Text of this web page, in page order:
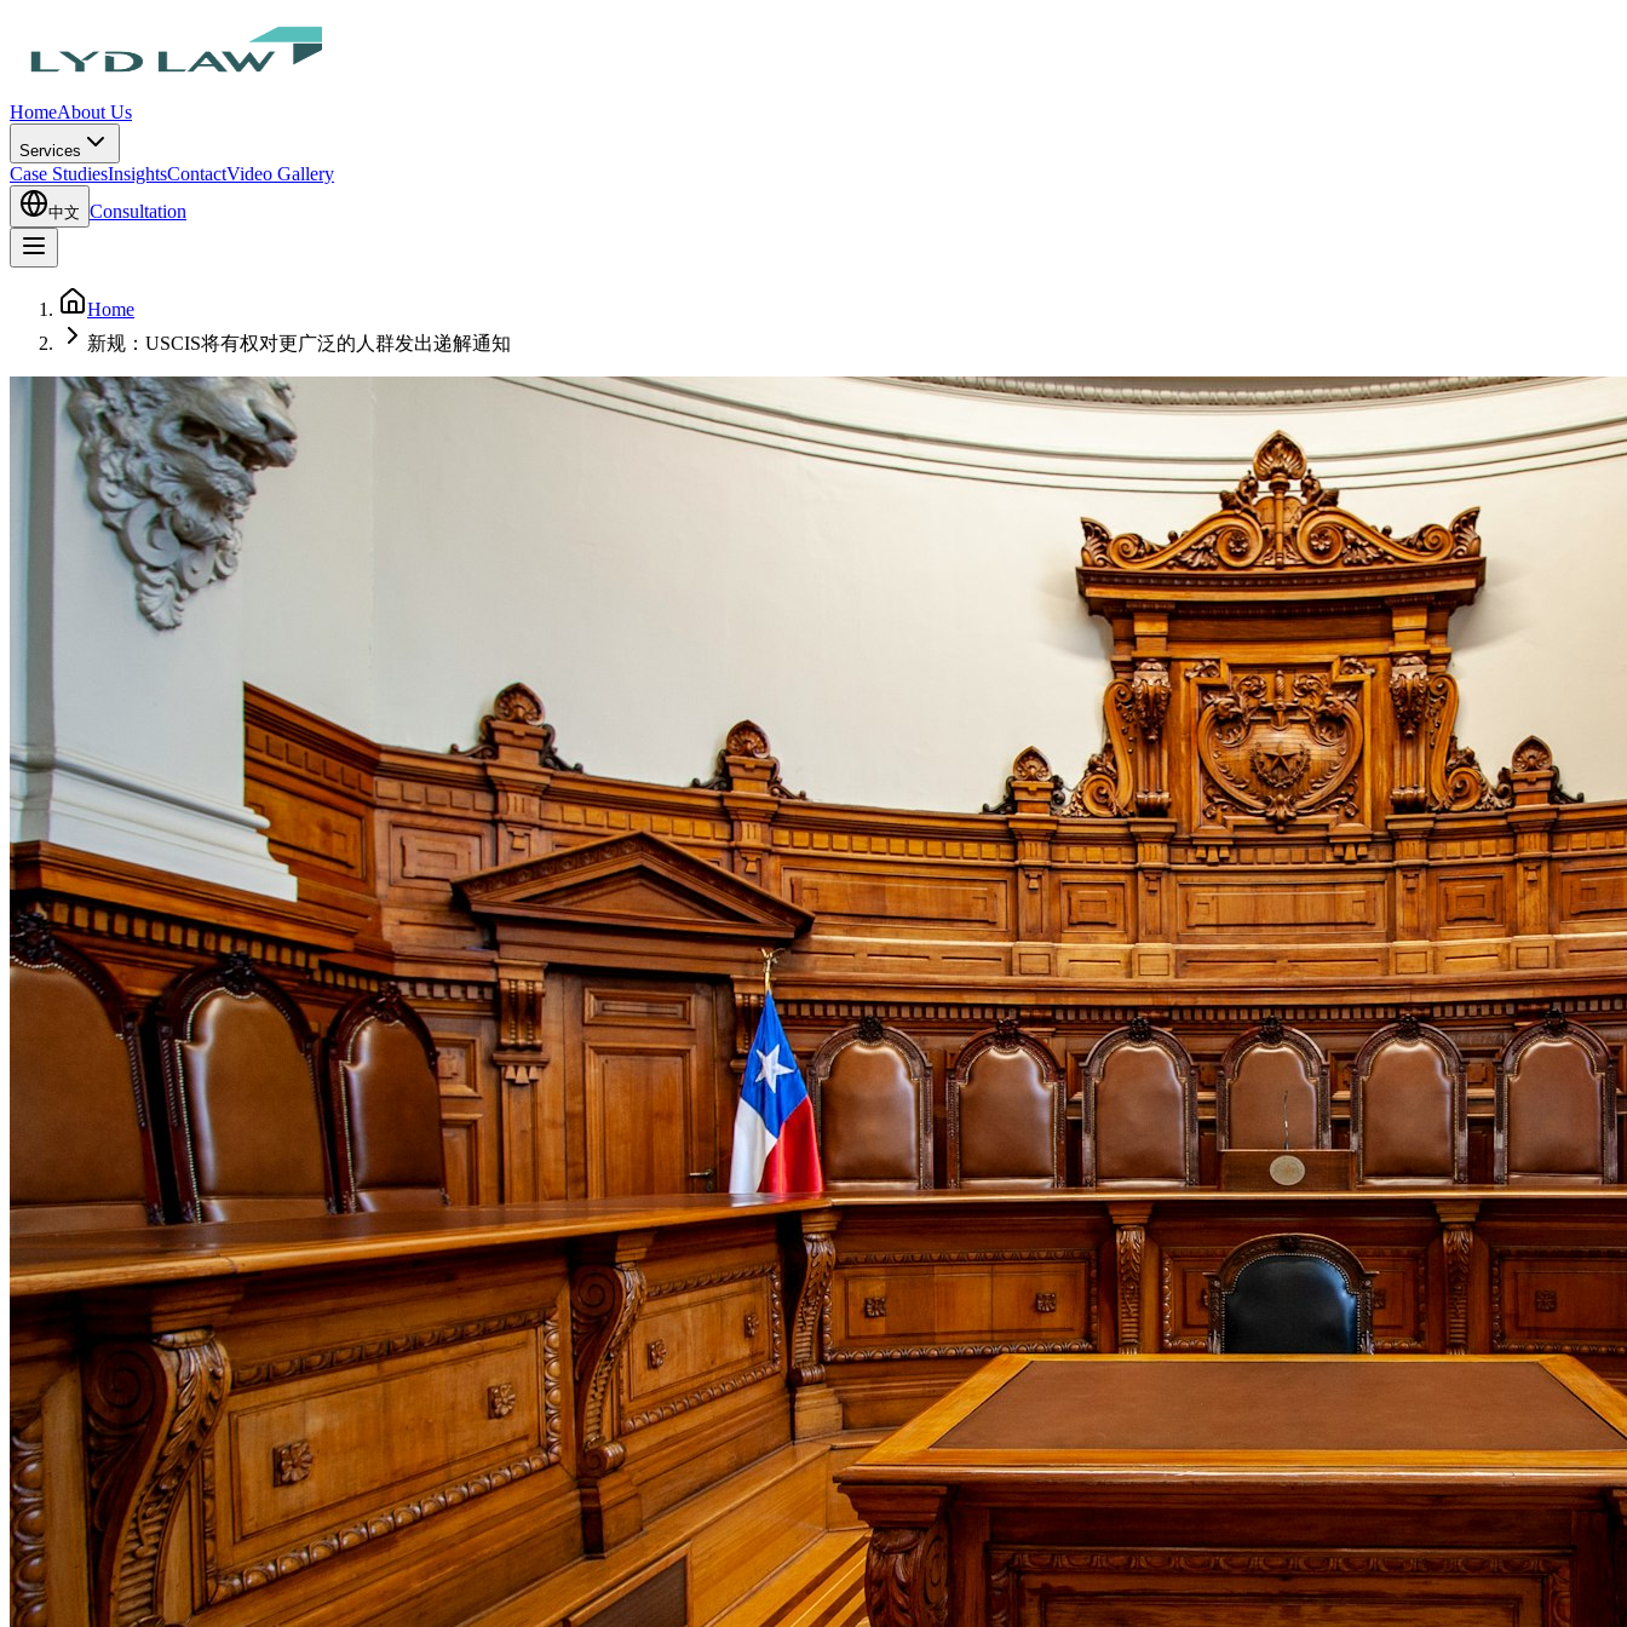
HomeAbout Us
Services
Case StudiesInsightsContactVideo Gallery
中文 Consultation
Home
新规：USCIS将有权对更广泛的人群发出递解通知